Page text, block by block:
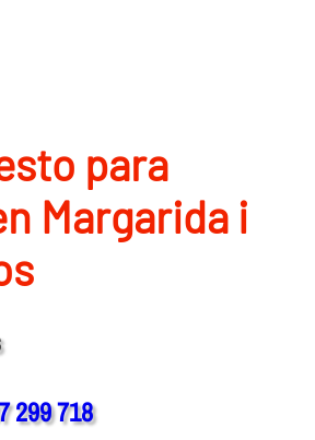
para
Margarida i
299 718